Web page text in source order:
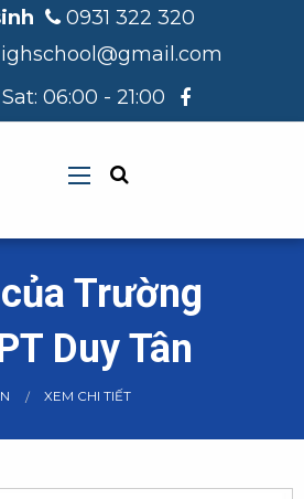
0931 322 320
06:00 - 21:00
Trường
Duy Tân
CURRENT:
XEM CHI TIẾT